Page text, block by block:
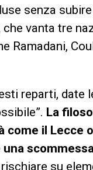
senza subire
vanta tre
Ramadani,
reparti, date
La
come il Lecce
su